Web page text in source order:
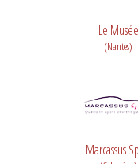
Le Musée
(Nantes)
Marcassus